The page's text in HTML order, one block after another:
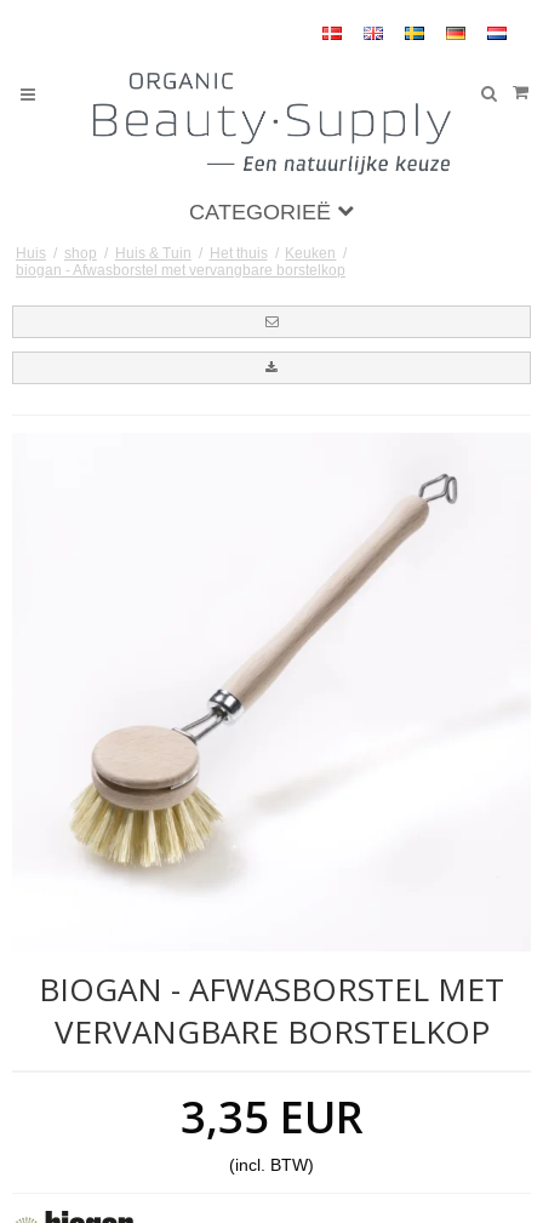
CATEGORIEË
Huis / shop / Huis & Tuin / Het thuis / Keuken /
biogan - Afwasborstel met vervangbare borstelkop
BIOGAN - AFWASBORSTEL MET
VERVANGBARE BORSTELKOP
3,35 EUR
(incl. BTW)